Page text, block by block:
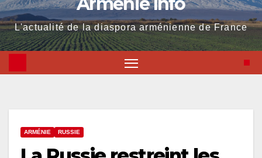
L'actualité de la diaspora arménienne de France
ARMÉNIE RUSSIE